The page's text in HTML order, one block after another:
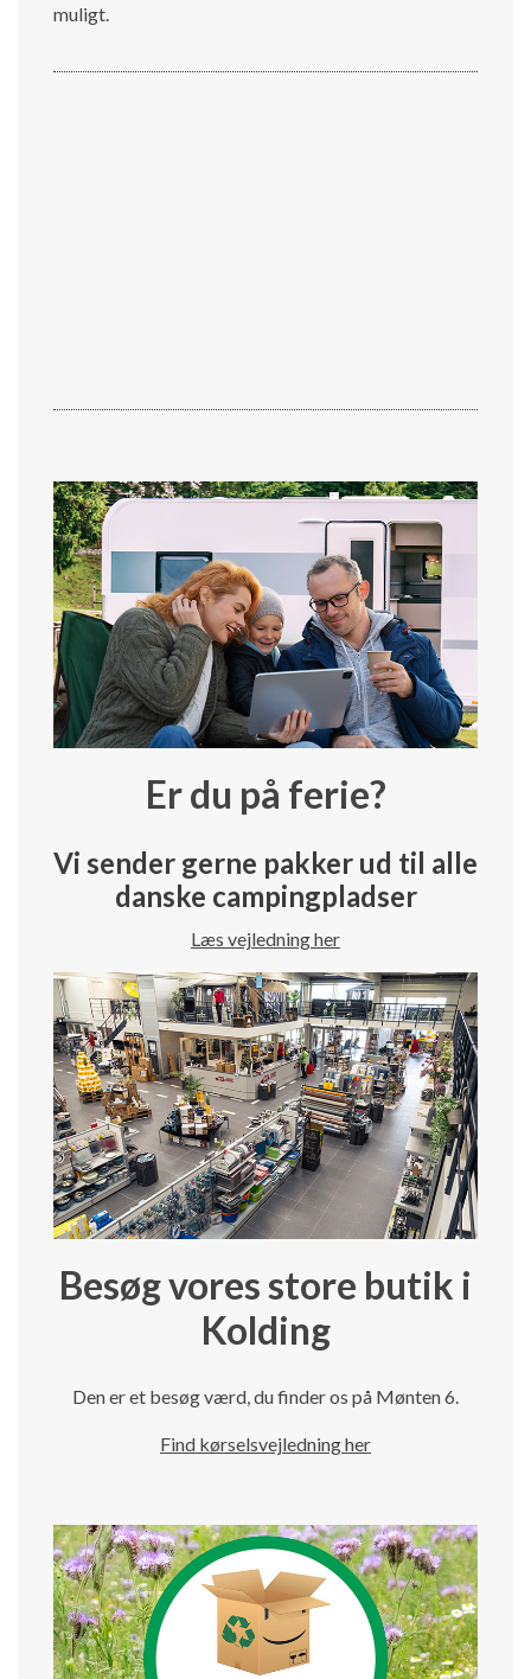
muligt.
Er du på ferie?
Vi sender gerne pakker ud til alle
danske campingpladser
Læs vejledning her
Besøg vores store butik i
Kolding
Den er et besøg værd, du finder os på Mønten 6.
Find kørselsvejledning her